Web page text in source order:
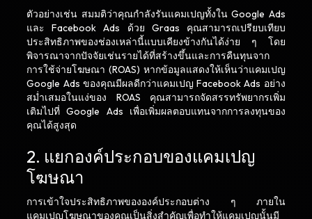
ตัวอย่างเช่น สมมติว่าคุณกำลังรันแคมเปญทั้งใน Google Ads
และ Facebook Ads ด้วย Graas คุณสามารถเปรียบเทียบ
ประสิทธิภาพของช่องเหล่านี้แบบเคียงข้างกันได้ง่าย ๆ โดย
พิจารณาจากปัจจัยเช่นรายได้ที่สร้างขึ้นและการคืนทุนจาก
การใช้จ่ายโฆษณา (ROAS) หากข้อมูลแสดงให้เห็นว่าแคมเปญ
Google Ads ของคุณมีผลดีกว่าแคมเปญ Facebook Ads อย่าง
สม่ำเสมอในแง่ของ ROAS คุณสามารถจัดสรรทรัพยากรเพิ่ม
เติมไปที่ Google Ads เพื่อเพิ่มผลตอบแทนจากการลงทุนของ
คุณได้สูงสุด
2. แยกองค์ประกอบของแคมเปญ
โฆษณา
การเข้าใจประสิทธิภาพขององค์ประกอบต่าง ๆ ภายใน
แคมเปญโฆษณาของคุณเป็นสิ่งสำคัญเพื่อทำให้แคมเปญนั้นมี